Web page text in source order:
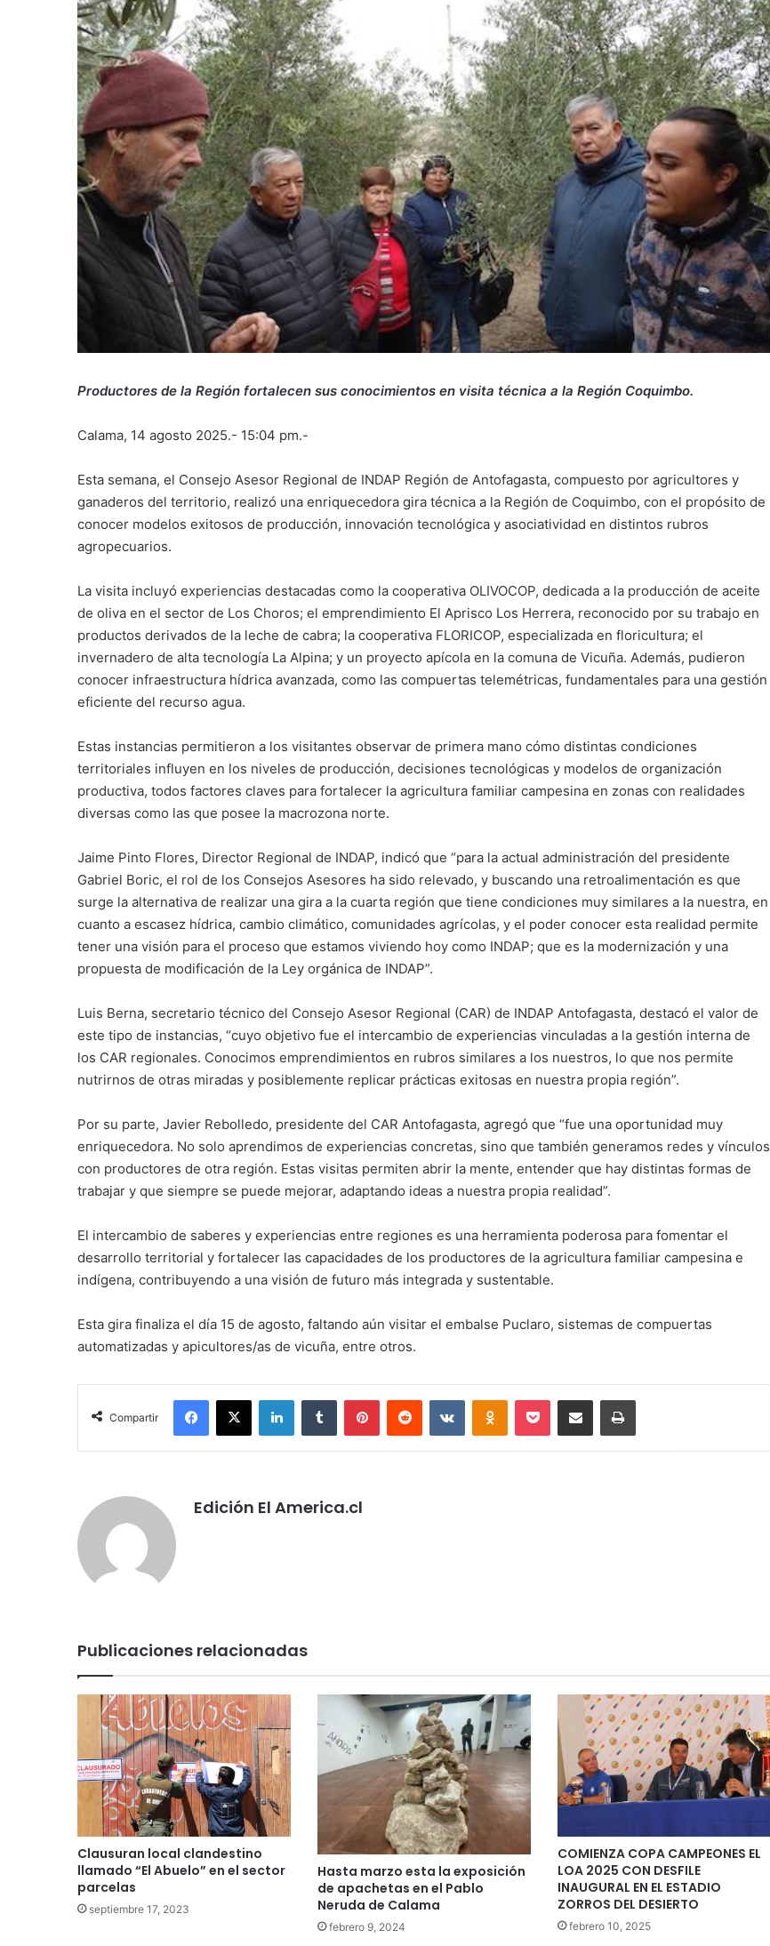
Productores de la Región fortalecen sus conocimientos en visita técnica a la Región Coquimbo.
Calama, 14 agosto 2025.- 15:04 pm.-
Esta semana, el Consejo Asesor Regional de INDAP Región de Antofagasta, compuesto por agricultores y
ganaderos del territorio, realizó una enriquecedora gira técnica a la Región de Coquimbo, con el propósito de
conocer modelos exitosos de producción, innovación tecnológica y asociatividad en distintos rubros
agropecuarios.
La visita incluyó experiencias destacadas como la cooperativa OLIVOCOP, dedicada a la producción de aceite
de oliva en el sector de Los Choros; el emprendimiento El Aprisco Los Herrera, reconocido por su trabajo en
productos derivados de la leche de cabra; la cooperativa FLORICOP, especializada en floricultura; el
invernadero de alta tecnología La Alpina; y un proyecto apícola en la comuna de Vicuña. Además, pudieron
conocer infraestructura hídrica avanzada, como las compuertas telemétricas, fundamentales para una gestión
eficiente del recurso agua.
Estas instancias permitieron a los visitantes observar de primera mano cómo distintas condiciones
territoriales influyen en los niveles de producción, decisiones tecnológicas y modelos de organización
productiva, todos factores claves para fortalecer la agricultura familiar campesina en zonas con realidades
diversas como las que posee la macrozona norte.
Jaime Pinto Flores, Director Regional de INDAP, indicó que “para la actual administración del presidente
Gabriel Boric, el rol de los Consejos Asesores ha sido relevado, y buscando una retroalimentación es que
surge la alternativa de realizar una gira a la cuarta región que tiene condiciones muy similares a la nuestra, en
cuanto a escasez hídrica, cambio climático, comunidades agrícolas, y el poder conocer esta realidad permite
tener una visión para el proceso que estamos viviendo hoy como INDAP; que es la modernización y una
propuesta de modificación de la Ley orgánica de INDAP”.
Luis Berna, secretario técnico del Consejo Asesor Regional (CAR) de INDAP Antofagasta, destacó el valor de
este tipo de instancias, “cuyo objetivo fue el intercambio de experiencias vinculadas a la gestión interna de
los CAR regionales. Conocimos emprendimientos en rubros similares a los nuestros, lo que nos permite
nutrirnos de otras miradas y posiblemente replicar prácticas exitosas en nuestra propia región”.
Por su parte, Javier Rebolledo, presidente del CAR Antofagasta, agregó que “fue una oportunidad muy
enriquecedora. No solo aprendimos de experiencias concretas, sino que también generamos redes y vínculos
con productores de otra región. Estas visitas permiten abrir la mente, entender que hay distintas formas de
trabajar y que siempre se puede mejorar, adaptando ideas a nuestra propia realidad”.
El intercambio de saberes y experiencias entre regiones es una herramienta poderosa para fomentar el
desarrollo territorial y fortalecer las capacidades de los productores de la agricultura familiar campesina e
indígena, contribuyendo a una visión de futuro más integrada y sustentable.
Esta gira finaliza el día 15 de agosto, faltando aún visitar el embalse Puclaro, sistemas de compuertas
automatizadas y apicultores/as de vicuña, entre otros.
Compartir
Facebook
X LinkedInTumblr PinterestReddit VKontakteOdnoklassniki
Pocket Compartir via email Imprimir
Edición El America.cl
Publicaciones relacionadas
Clausuran local clandestino
llamado “El Abuelo” en el sector
parcelas
septiembre 17, 2023
Hasta marzo esta la exposición
de apachetas en el Pablo
Neruda de Calama
febrero 9, 2024
COMIENZA COPA CAMPEONES EL
LOA 2025 CON DESFILE
INAUGURAL EN EL ESTADIO
ZORROS DEL DESIERTO
febrero 10, 2025